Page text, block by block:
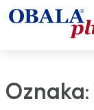
Oznaka: